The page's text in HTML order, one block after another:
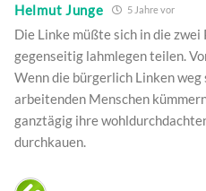
Helmut Junge 5 Jahre vor
Die Linke müßte sich in die
gegenseitig lahmlegen teilen.
Wenn die bürgerlich Linken weg
arbeitenden Menschen
ganztägig ihre
durchkauen.